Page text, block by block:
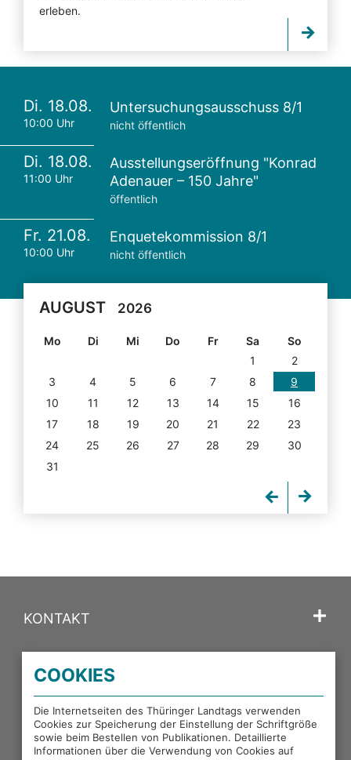
erleben.
Di. 18.08.
10:00 Uhr
Untersuchungsausschuss 8/1
nicht öffentlich
Di. 18.08.
11:00 Uhr
Ausstellungseröffnung "Konrad
Adenauer – 150 Jahre"
öffentlich
Fr. 21.08.
10:00 Uhr
Enquetekommission 8/1
nicht öffentlich
AUGUST 2026
Mo Di Mi Do Fr Sa
So
1
2
3
4 5 6 7 8
9
10
11 12 13 14 15
16
17
18 19 20 21 22
23
24
25 26 27 28 29
30
31
KONTAKT
PORTALE DES THÜRINGER LANDTAGS
EXTERNE LINKS
COOKIES
Die Internetseiten des Thüringer Landtags verwenden
Cookies zur Speicherung der Einstellung der Schriftgröße
sowie beim Bestellen von Publikationen. Detaillierte
Informationen über die Verwendung von Cookies auf